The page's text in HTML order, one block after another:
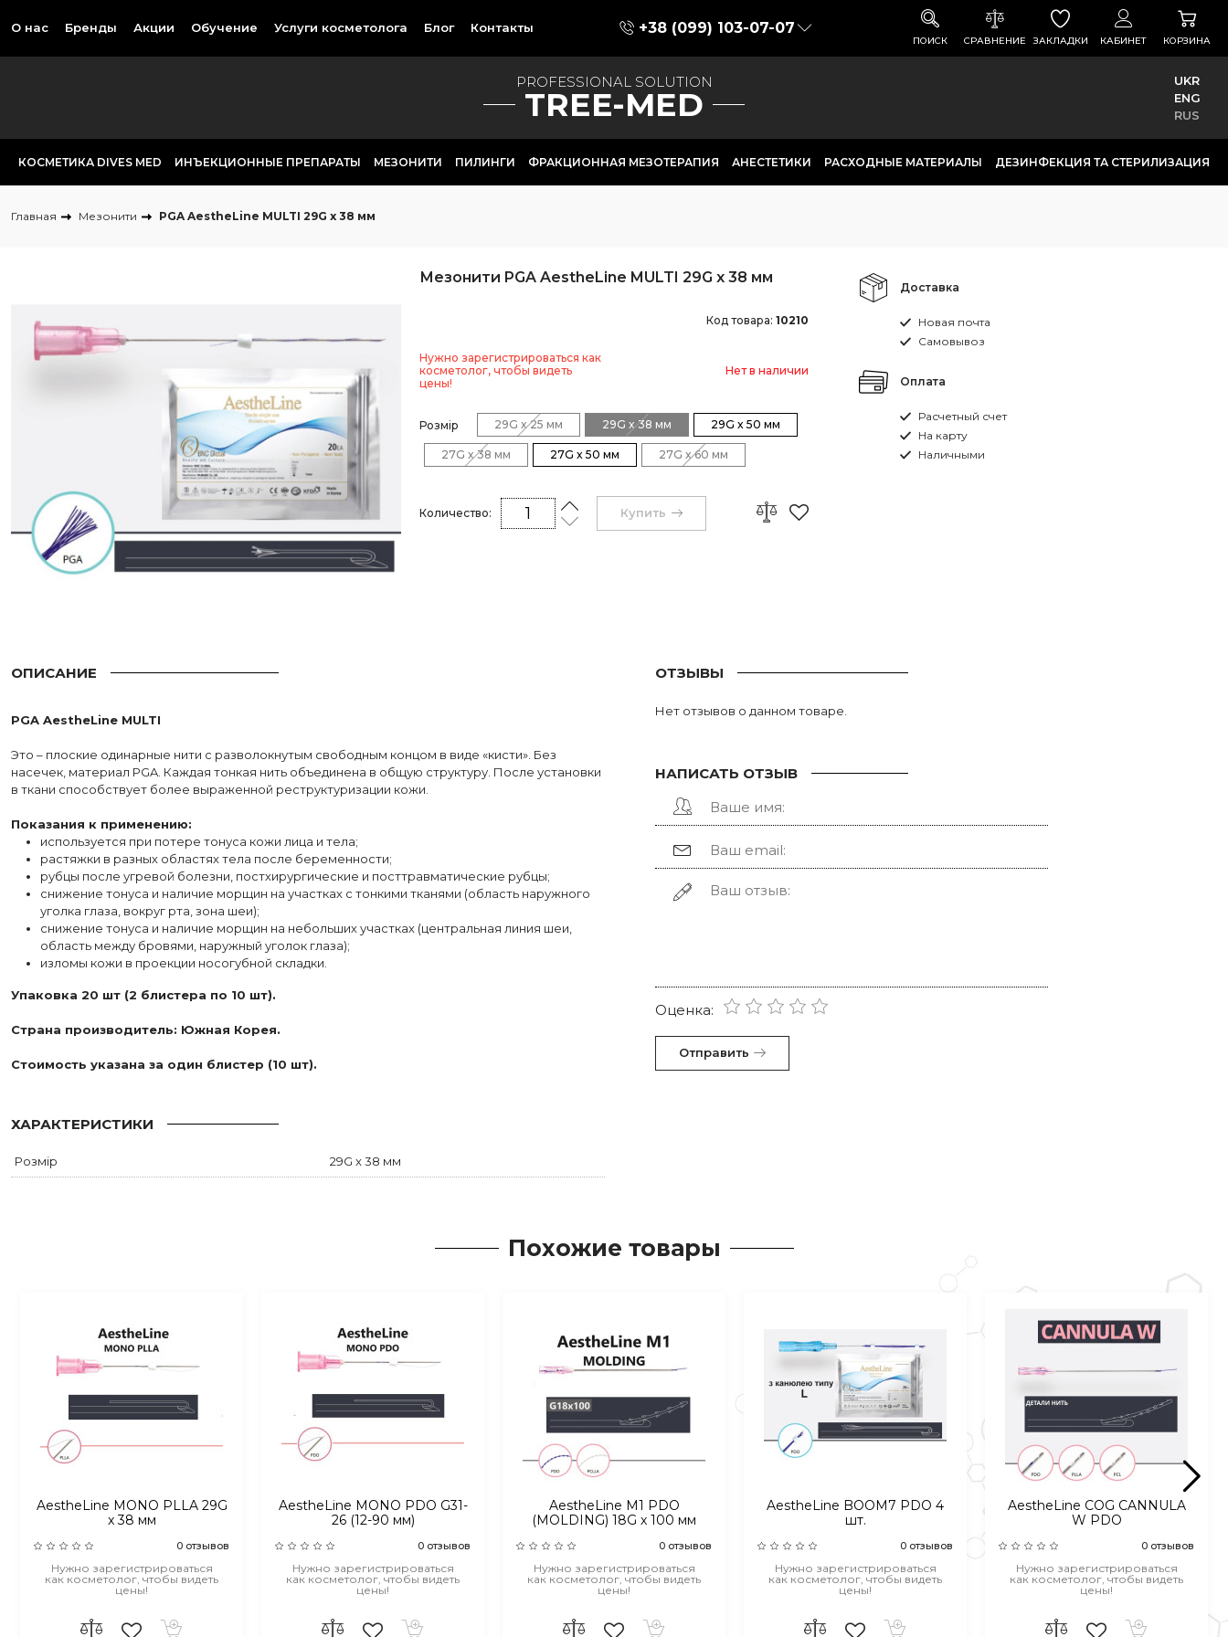
О нас Бренды Акции Обучение Услуги косметолога Блог Контакты +38 (099) 103-07-07
ПОИСК СРАВНЕНИЕ ЗАКЛАДКИ КАБИНЕТ КОРЗИНА
PROFESSIONAL SOLUTION
TREE-MED
UKR
ENG
RUS
КОСМЕТИКА DIVES MED ИНЪЕКЦИОННЫЕ ПРЕПАРАТЫ МЕЗОНИТИ ПИЛИНГИ ФРАКЦИОННАЯ МЕЗОТЕРАПИЯ АНЕСТЕТИКИ РАСХОДНЫЕ МАТЕРИАЛЫ ДЕЗИНФЕКЦИЯ ТА СТЕРИЛИЗАЦИЯ
Главная Мезонити PGA AestheLine MULTI 29G x 38 мм
Мезонити PGA AestheLine MULTI 29G x 38 мм
Код товара: 10210
Нужно зарегистрироваться как
косметолог, чтобы видеть
цены!
Нет в наличии
Розмір 29G x 25 мм 29G x 38 мм 29G x 50 мм
27G x 38 мм 27G x 50 мм 27G x 60 мм
Количество: Купить
Доставка
Новая почта
Самовывоз
Оплата
Расчетный счет
На карту
Наличными
ОПИСАНИЕ
PGA AestheLine MULTI
Это – плоские одинарные нити с разволокнутым свободным концом в виде «кисти». Без
насечек, материал PGA. Каждая тонкая нить объединена в общую структуру. После установки
в ткани способствует более выраженной реструктуризации кожи.
Показания к применению:
используется при потере тонуса кожи лица и тела;
растяжки в разных областях тела после беременности;
рубцы после угревой болезни, постхирургические и посттравматические рубцы;
снижение тонуса и наличие морщин на участках с тонкими тканями (область наружного
уголка глаза, вокруг рта, зона шеи);
снижение тонуса и наличие морщин на небольших участках (центральная линия шеи,
область между бровями, наружный уголок глаза);
изломы кожи в проекции носогубной складки.
Упаковка 20 шт (2 блистера по 10 шт).
Страна производитель: Южная Корея.
Стоимость указана за один блистер (10 шт).
ХАРАКТЕРИСТИКИ
Розмір 29G x 38 мм
ОТЗЫВЫ
Нет отзывов о данном товаре.
НАПИСАТЬ ОТЗЫВ
Оценка:
Отправить
Похожие товары
AestheLine MONO PLLA 29G
x 38 мм
0 отзывов
Нужно зарегистрироваться
как косметолог, чтобы видеть
цены!
AestheLine MONO PDO G31-
26 (12-90 мм)
0 отзывов
Нужно зарегистрироваться
как косметолог, чтобы видеть
цены!
AestheLine M1 PDO
(MOLDING) 18G х 100 мм
0 отзывов
Нужно зарегистрироваться
как косметолог, чтобы видеть
цены!
AestheLine BOOM7 PDO 4
шт.
0 отзывов
Нужно зарегистрироваться
как косметолог, чтобы видеть
цены!
AestheLine COG CANNULA
W PDO
0 отзывов
Нужно зарегистрироваться
как косметолог, чтобы видеть
цены!